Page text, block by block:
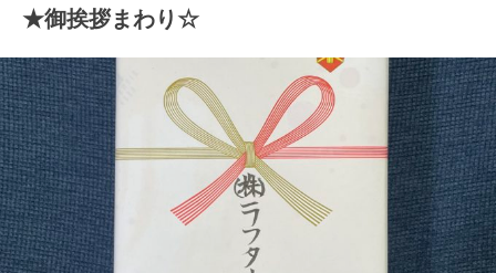
★御挨拶まわり☆